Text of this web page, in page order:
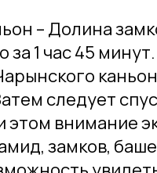
– Долина
1 час 45
следует
этом внимание
замков,